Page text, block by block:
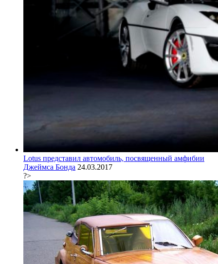
Lotus представил автомобиль, посвященный амфибии
Джеймса Бонда 24.03.2017
?>